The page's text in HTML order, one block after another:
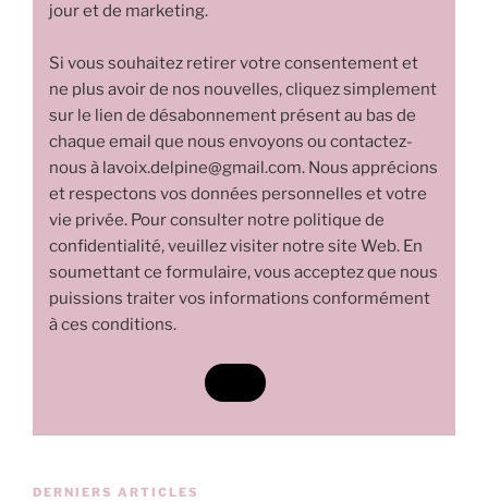
jour et de marketing.
Si vous souhaitez retirer votre consentement et
ne plus avoir de nos nouvelles, cliquez simplement
sur le lien de désabonnement présent au bas de
chaque email que nous envoyons ou contactez-
nous à lavoix.delpine@gmail.com. Nous apprécions
et respectons vos données personnelles et votre
vie privée. Pour consulter notre politique de
confidentialité, veuillez visiter notre site Web. En
soumettant ce formulaire, vous acceptez que nous
puissions traiter vos informations conformément
à ces conditions.
DERNIERS ARTICLES